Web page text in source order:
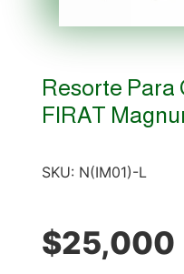
Resorte Para
FIRAT
SKU: N(IM01)-L
$25,000